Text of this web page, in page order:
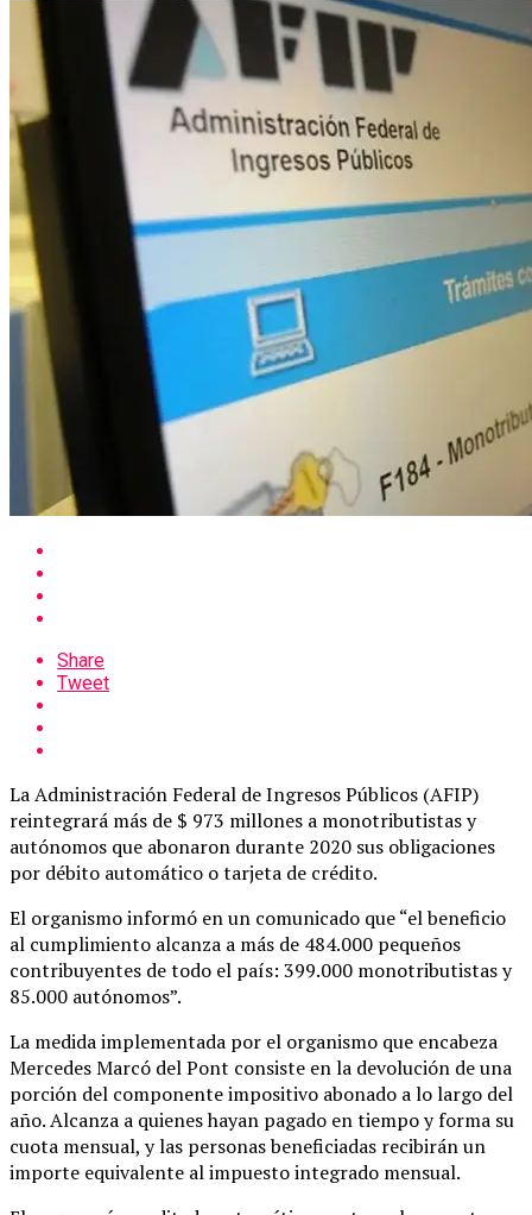
Share
Tweet
La Administración Federal de Ingresos Públicos (AFIP)
reintegrará más de $ 973 millones a monotributistas y
autónomos que abonaron durante 2020 sus obligaciones
por débito automático o tarjeta de crédito.
El organismo informó en un comunicado que “el beneficio
al cumplimiento alcanza a más de 484.000 pequeños
contribuyentes de todo el país: 399.000 monotributistas y
85.000 autónomos”.
La medida implementada por el organismo que encabeza
Mercedes Marcó del Pont consiste en la devolución de una
porción del componente impositivo abonado a lo largo del
año. Alcanza a quienes hayan pagado en tiempo y forma su
cuota mensual, y las personas beneficiadas recibirán un
importe equivalente al impuesto integrado mensual.